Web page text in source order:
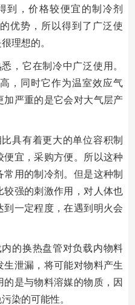
到，价格较便宜的制冷剂
优势，所以得到了广泛使
理想的。
，它在制冷中广泛使用。
，同时它作为温室效应气
严重的是它会对大气层产
具有着更大的单位容积制
宜，采购方便。所以这种
用的制冷剂。但是这种制
强的刺激作用，对人体也
一定程度，在遇到明火会
的换热盘管对负载内物料
泄漏，将可能对物料产生
是与物料溶媒的物质，因
染的可能性。